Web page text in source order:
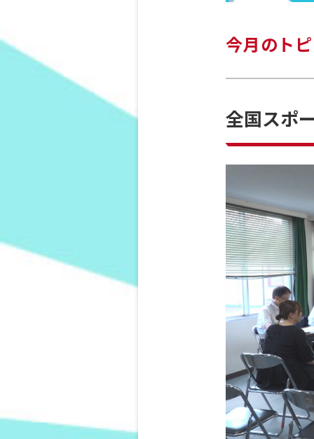
今月のト
全国スポ